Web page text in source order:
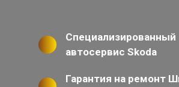
Специализированный
автосервис Skoda
Гарантия на ремонт